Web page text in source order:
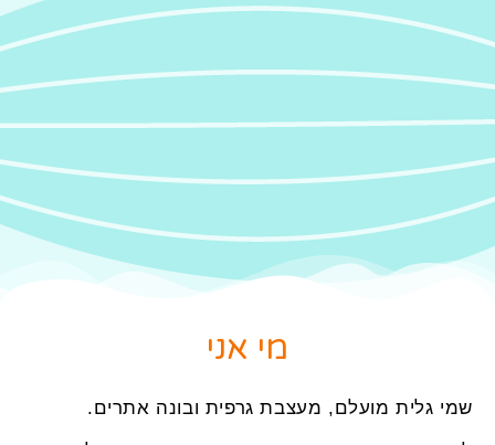
מי אני
שמי גלית מועלם, מעצבת גרפית ובונה אתרים.